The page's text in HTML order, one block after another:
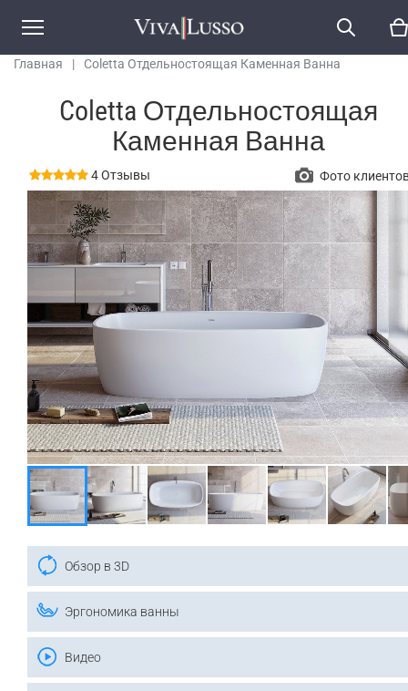
Главная | Coletta Отдельностоящая Каменная Ванна
Coletta Отдельностоящая
Каменная Ванна
4 Отзывы Фото
Обзор в 3D
Эргономика ванны
Видео